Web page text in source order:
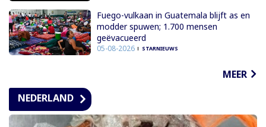
Fuego-vulkaan in Guatemala blijft as en
modder spuwen; 1.700 mensen
geëvacueerd
05-08-2026 STARNIEUWS
MEER
NEDERLAND